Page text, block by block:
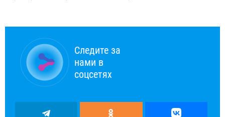
Следите за
нами в
соцсетях